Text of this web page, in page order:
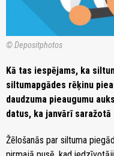
© Depositphotos
Kā tas iespējams, ka
siltumapgādes rēķinu
daudzuma pieaugumu
datus, ka janvārī
Žēlošanās par siltuma